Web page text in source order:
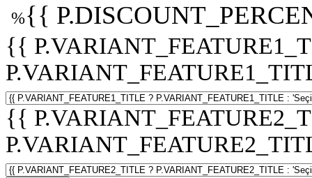
%{{
{{
{{